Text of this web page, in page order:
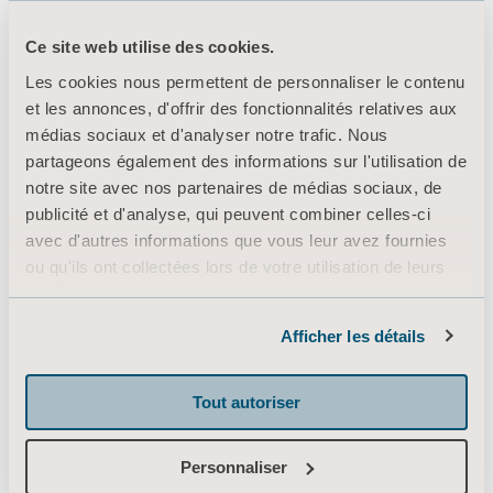
Ce site web utilise des cookies.
Les cookies nous permettent de personnaliser le contenu
et les annonces, d'offrir des fonctionnalités relatives aux
médias sociaux et d'analyser notre trafic. Nous
partageons également des informations sur l'utilisation de
notre site avec nos partenaires de médias sociaux, de
publicité et d'analyse, qui peuvent combiner celles-ci
avec d'autres informations que vous leur avez fournies
ou qu'ils ont collectées lors de votre utilisation de leurs
services.
Afficher les détails
Tout autoriser
Personnaliser
Produits
Services et solutions
Connaissances
À propos d’Arjo
Contactez-nous
Investisseurs
MediaBank